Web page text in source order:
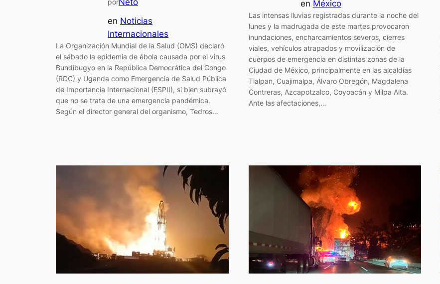
en Noticias
Internacionales
La Organización Mundial de la Salud (OMS) declaró
el sábado la epidemia de ébola causada por el virus
Bundibugyo en la República Democrática del Congo
(RDC) y Uganda como Emergencia de Salud Pública
de Importancia Internacional (ESPII), si bien subrayó
que no se trata de una emergencia pandémica.
Según el director general del organismo, Tedros…
en México
Las intensas lluvias registradas durante la noche del
lunes y la madrugada de este martes provocaron
inundaciones, encharcamientos severos, cierres
viales, vehículos atrapados y movilización de
cuerpos de emergencia en distintas zonas de la
Ciudad de México, principalmente en las alcaldías
Tlalpan, Cuajimalpa, Álvaro Obregón, Magdalena
Contreras, Azcapotzalco, Coyoacán y Milpa Alta.
Ante las afectaciones,…